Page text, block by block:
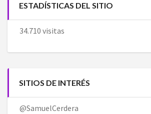
ESTADÍSTICAS DEL SITIO
34.710 visitas
SITIOS DE INTERÉS
@SamuelCerdera